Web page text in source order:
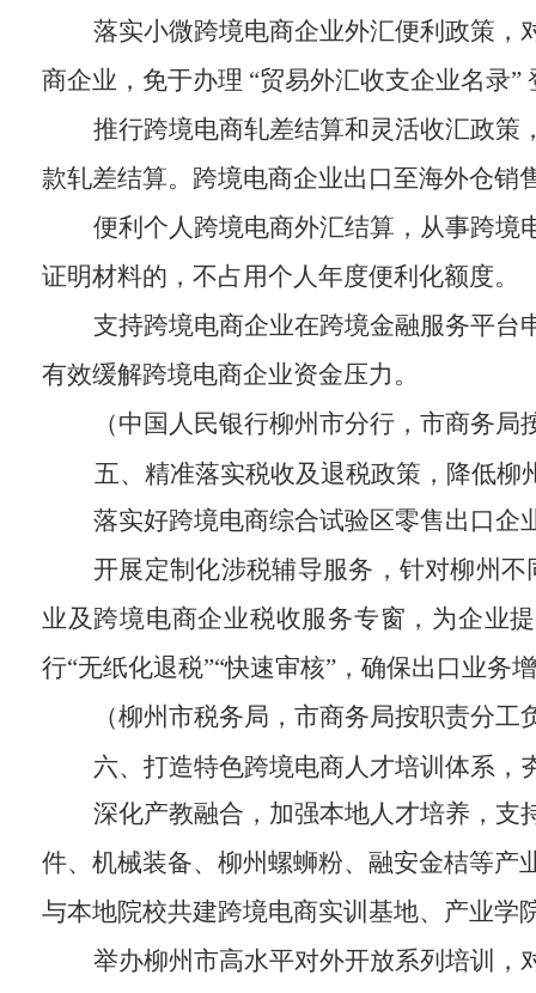
落实小微跨境电商企业外汇便利政策，
商企业，免于办理 “贸易外汇收支企业名录”
推行跨境电商轧差结算和灵活收汇政策
款轧差结算。 跨境电商企业出口至海外仓销
便利个人跨境电商外汇结算， 从事跨境
证明材料的，不占用个人年度便利化额度。
支持跨境电商企业在跨境金融服务平台
有效缓解跨境电商企业资金压力。
（中国人民银行柳州市分行 ， 市商务局
五、精准落实税收及退税政策，降低柳
落实好跨境电商综合试验区零售出口企
开展定制化涉税辅导服务，针对柳州不
业及跨境电商企业税收服务专窗，为企业
行“无纸化退税”“快速审核” ，确保出口业务
（柳州市税务局 ， 市商务局按职责分工
六、打造特色跨境电商人才培训体系，
深化产教融合 ，加强本地人才培养，支
件、机械装备、 柳州螺蛳粉、融安金桔等产
与本地院校共建跨境电商实训基地、产业学
举办柳州市高水平对外开放系列培训，